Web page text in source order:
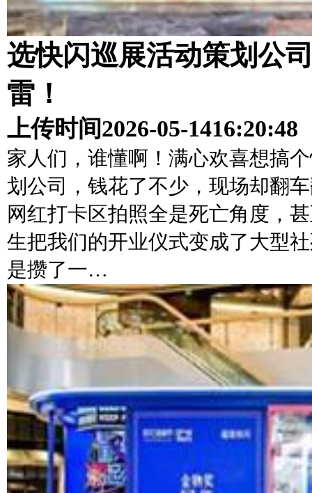
选快闪巡展活动策划公
雷！
上传时间2026-05-1416:20:48
家人们，谁懂啊！满心欢喜想搞
划公司，钱花了不少，现场却翻
网红打卡区拍照全是死亡角度，
生把我们的开业仪式变成了大型
是攒了一…